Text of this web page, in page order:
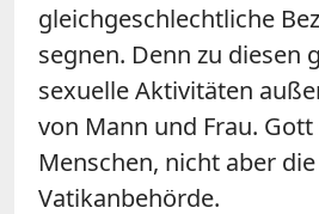
gleichgeschlechtliche
segnen. Denn zu diesen
sexuelle Aktivitäten
von Mann und Frau.
Menschen, nicht aber
Vatikanbehörde.